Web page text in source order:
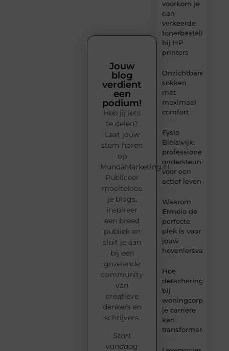
voorkom je
een
verkeerde
tonerbestelling
bij HP
printers
Onzichtbare
sokken
met
maximaal
comfort
Fysio
Bleiswijk:
professionele
ondersteuning
voor een
actief leven
Waarom
Ermelo de
perfecte
plek is voor
jouw
Hoe
detachering
bij
woningcorporaties
je carrière
kan
transformeren
Jouw
blog
verdient
een
podium!
Heb jij iets
te delen?
Laat jouw
stem horen
op
MundaMarketing.nl.
Publiceer
moeiteloos
je blogs,
inspireer
een breed
publiek en
sluit je aan
bij een
groeiende
community
van
creatieve
denkers en
schrijvers.
Start
vandaag